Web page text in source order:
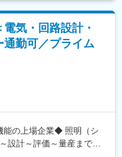
ポートは4名の体制です
だきます。
修、サンプルカットな
気・回路設計・
勤可／プライム
の上場企業◆ 照明（シ
設計～評価～量産まで一